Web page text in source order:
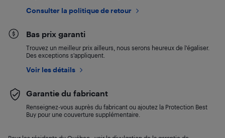
Consulter la politique de retour
Bas prix garanti
Trouvez un meilleur prix ailleurs, nous serons heureux de l’égaliser.
Des exceptions s’appliquent.
Voir les détails
Garantie du fabricant
Renseignez-vous auprès du fabricant ou ajoutez la Protection Best
Buy pour une couverture supplémentaire.